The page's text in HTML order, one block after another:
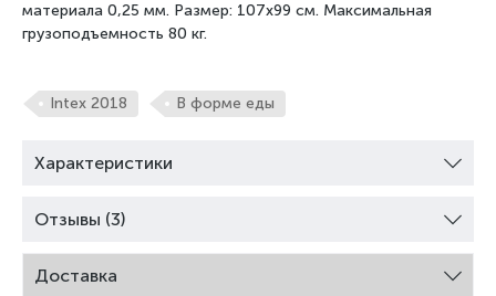
материала 0,25 мм. Размер: 107x99 см. Максимальная
грузоподъемность 80 кг.
Intex 2018 В форме еды
Характеристики
Отзывы (3)
Доставка